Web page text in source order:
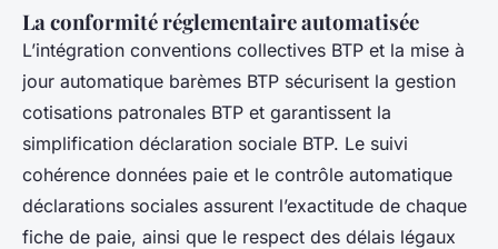
La conformité réglementaire automatisée
L’intégration conventions collectives BTP et la mise à
jour automatique barèmes BTP sécurisent la gestion
cotisations patronales BTP et garantissent la
simplification déclaration sociale BTP. Le suivi
cohérence données paie et le contrôle automatique
déclarations sociales assurent l’exactitude de chaque
fiche de paie, ainsi que le respect des délais légaux